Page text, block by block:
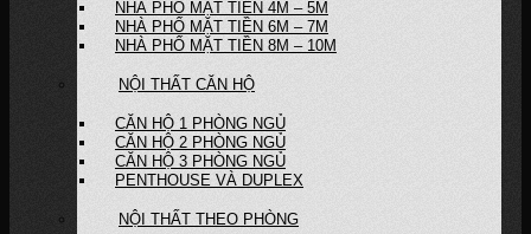
NHÀ PHỐ MẶT TIỀN 4M – 5M
NHÀ PHỐ MẶT TIỀN 6M – 7M
NHÀ PHỐ MẶT TIỀN 8M – 10M
NỘI THẤT CĂN HỘ
CĂN HỘ 1 PHÒNG NGỦ
CĂN HỘ 2 PHÒNG NGỦ
CĂN HỘ 3 PHÒNG NGỦ
PENTHOUSE VÀ DUPLEX
NỘI THẤT THEO PHÒNG